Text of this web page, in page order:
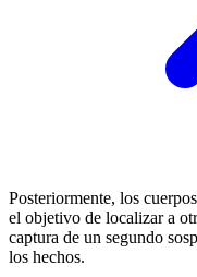
Posteriormente, los
el objetivo de localizar a
captura de un segundo
los hechos.